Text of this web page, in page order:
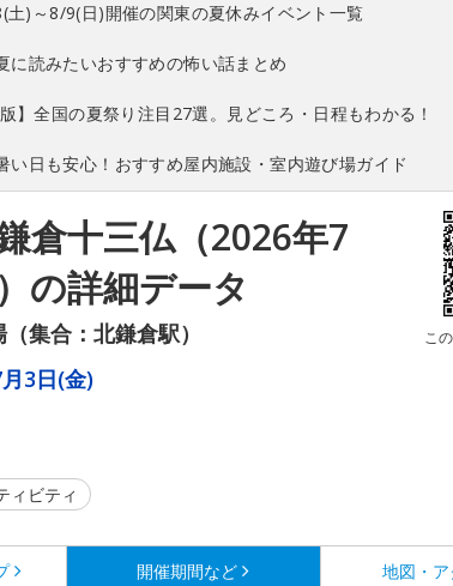
土)～8/9(日)開催の関東の夏休みイベント一覧
に読みたいおすすめの怖い話まとめ
版】全国の夏祭り注目27選。見どころ・日程もわかる！
い日も安心！おすすめ屋内施設・室内遊び場ガイド
倉十三仏（2026年7
の詳細データ
集合：北鎌倉駅）
こ
3日(金)
ィビティ
開催期間など 地図・ア